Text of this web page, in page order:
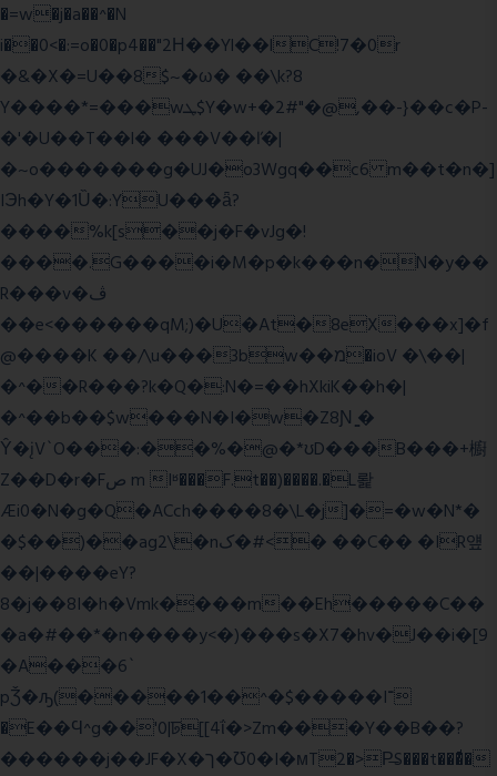
�=w�j�a��^�N
i��0<�:=o�0�p4��"2Η��Yl��lC!7�0r
�&�X�=U��8$~�ω� ��\k?8
Y����*=���wܛ$Y�w+�2#"�@,��-}��c�P-
�'�U��T��l� ���V��ľ�|
�~o�������g�UJ�o3Wgq��c6 m��t�n�]
IЭh�Y�1Ȕ�:YU���ǟ?
����%k[s��j�F�vJg�!
����.G����i�M�p�k���n�N�y��
R���v�ڤ
��e<������qM;)�U�At�8eX���x]�f
@����K ��/\u���3bw��מ�ioV �\��|
�^��R���?k�Q�:N�=��hXkiK��h�|
�^��b��$w���N�I�w�Z8Ɲ ͚�
Ŷ�įV`O���:��%�@�*ʊD���B���+櫥
Z��D�r�Fص m Iʶ���F.t��)����.�L뢅
Æi0�N�g�Q�ACch����8�\L�j]�=�w�N*�
�$��)��ag2\�nک�#<� ��C�� �IR얲
��|����eY?
8�j��8I�h�Vmk����m��Eh�����C��
�a�#��*�n����y<�)���s�X7�hv�J��i�[9
�A���6`
pǮ�ԡ(�����1��^�$�����I־
�E��Ϥ^g��'0|ꠓ[[4ΐ�>Zm���Y��B��?
������j��JF�X�ך�Ʊ0�I�мT2�>P̶S���t���ͩ�